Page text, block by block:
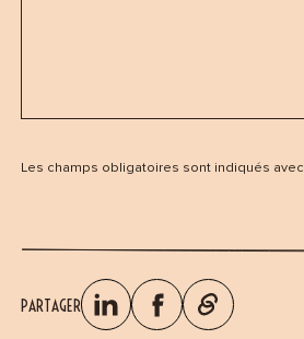
Les champs obligatoires sont indiqués
PARTAGER